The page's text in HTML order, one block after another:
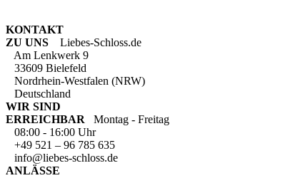
KONTAKT
ZU UNS
Liebes-Schloss.de
Am Lenkwerk 9
33609 Bielefeld
Nordrhein-Westfalen (NRW)
Deutschland
WIR SIND
ERREICHBAR
Montag - Freitag
08:00 - 16:00 Uhr
+49 521 – 96 785 635
info@liebes-schloss.de
ANLÄSSE